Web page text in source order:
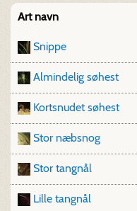
Art navn
Snippe
Almindelig søhest
Kortsnudet søhest
Stor næbsnog
Stor tangnål
Lille tangnål